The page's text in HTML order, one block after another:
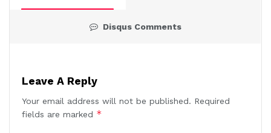
Disqus Comments
Leave A Reply
Your email address will not be published. Required
fields are marked *